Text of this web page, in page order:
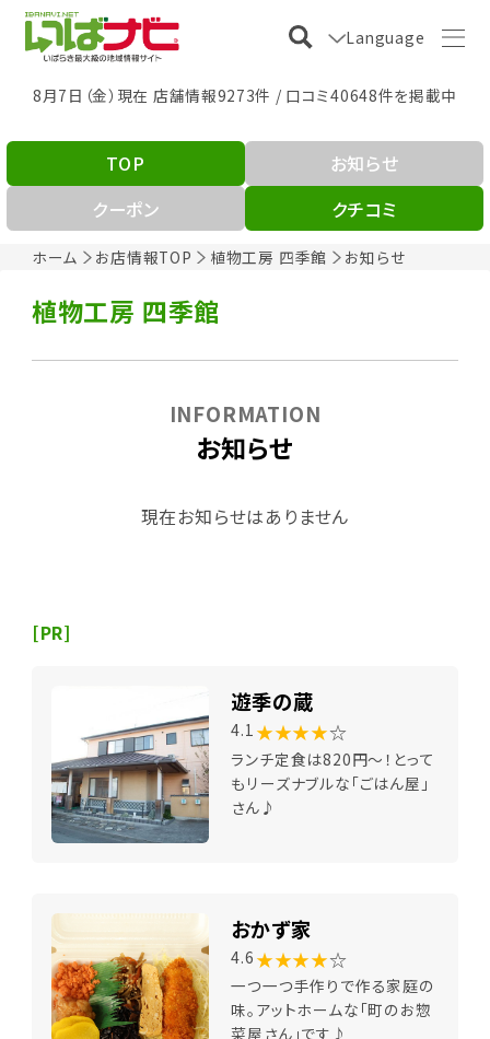
Language
8月7日（金）現在 店舗情報9273件 / 口コミ40648件を掲載中
ホーム お店情報TOP 植物工房 四季館 お知らせ
TOP
お知らせ
クーポン
クチコミ
植物工房 四季館
お知らせ
INFORMATION
現在お知らせはありません
[PR]
遊季の蔵
4.1 ★★★★☆
ランチ定食は820円～！とって
もリーズナブルな「ごはん屋」
さん♪
おかず家
4.6 ★★★★☆
一つ一つ手作りで作る家庭の
味。アットホームな「町のお惣
菜屋さん」です♪